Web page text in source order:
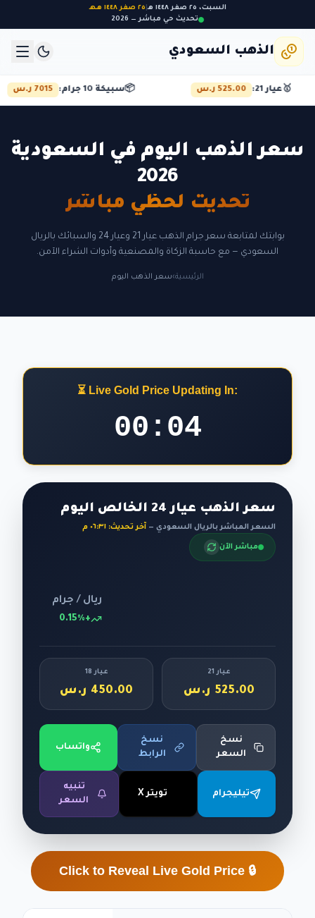
السبت، ٢٥ صفر ١٤٤٨ هـ | ٢٥ صفر ١٤٤٨ هـهـ
تحديث حي مباشر — 2026
الذهب السعودي
🥇عيار 21: 525.00 ر.س 📦سبيكة 10 جرام: 7015 ر.س
سعر الذهب اليوم في السعودية
2026
تحديث لحظي مباشر
بوابتك لمتابعة سعر جرام الذهب عيار 21 وعيار 24 والسبائك بالريال
السعودي — مع حاسبة الزكاة والمصنعية وأدوات الشراء الآمن.
الرئيسية›سعر الذهب اليوم
⏳ Live Gold Price Updating In:
00:02
سعر الذهب عيار 24 الخالص اليوم
السعر المباشر بالريال السعودي — آخر تحديث: ٠٦:٣١ م
مباشر الآن
ريال / جرام
+0.15%
عيار 21
525.00 ر.س
عيار 18
450.00 ر.س
نسخ
السعر
نسخ
الرابط
واتساب
تيليجرام تويتر X
تنبيه
السعر
🔒 Click to Reveal Live Gold Price